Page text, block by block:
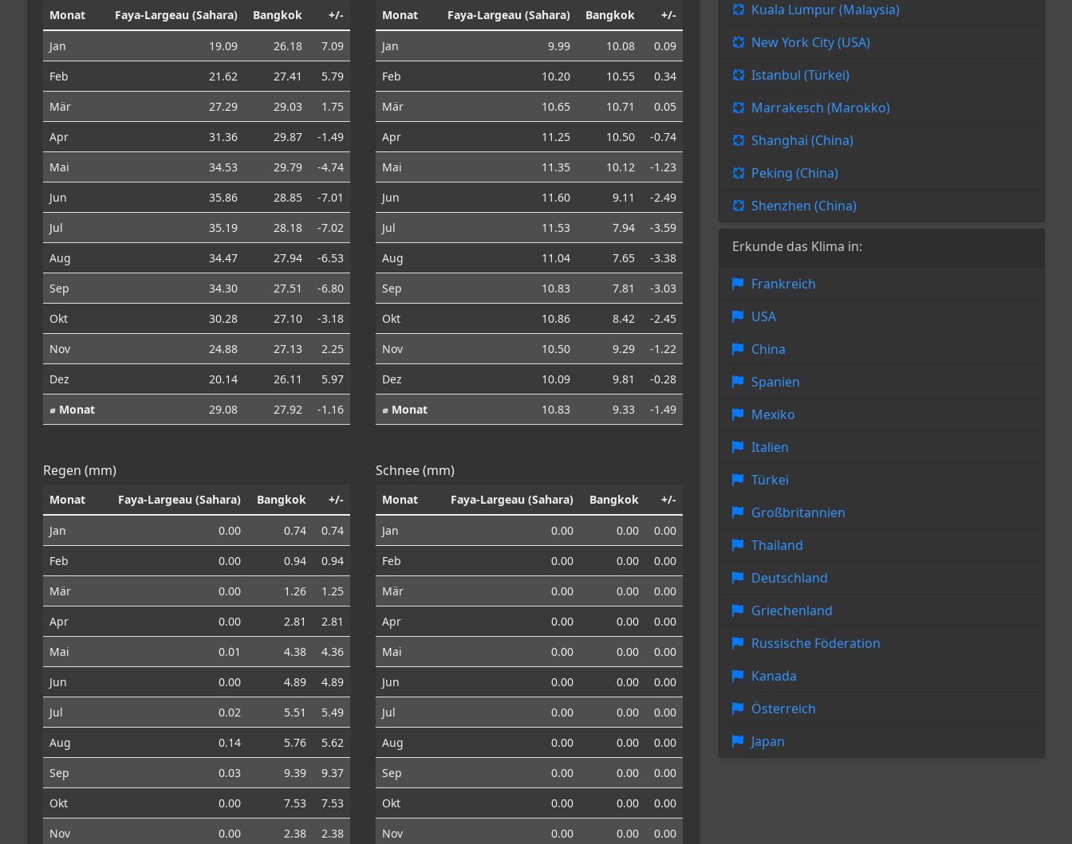
Monat Faya-Largeau (Sahara) Bangkok +/-
Jan 19.09 26.18
7.09
Feb
21.62 27.41
5.79
Mär
27.29 29.03
1.75
Apr
31.36 29.87
-1.49
Mai
34.53 29.79
-4.74
Jun
35.86 28.85
-7.01
Jul
35.19 28.18
-7.02
Aug
34.47 27.94
-6.53
Sep
34.30 27.51
-6.80
Okt
30.28 27.10
-3.18
Nov
24.88 27.13
2.25
Dez
20.14 26.11
5.97
⌀ Monat
29.08 27.92 -1.16
Monat Faya-Largeau (Sahara) Bangkok +/-
Jan 9.99 10.08
0.09
Feb
10.20 10.55
0.34
Mär
10.65 10.71
0.05
Apr
11.25 10.50
-0.74
Mai
11.35 10.12
-1.23
Jun
11.60 9.11
-2.49
Jul
11.53 7.94
-3.59
Aug
11.04 7.65
-3.38
Sep
10.83 7.81
-3.03
Okt
10.86 8.42
-2.45
Nov
10.50 9.29
-1.22
Dez
10.09 9.81
-0.28
⌀ Monat
10.83 9.33 -1.49
Regen (mm)
Monat Faya-Largeau (Sahara) Bangkok +/-
Jan 0.00 0.74
0.74
Feb
0.00 0.94
0.94
Mär
0.00 1.26
1.25
Apr
0.00 2.81
2.81
Mai
0.01 4.38
4.36
Jun
0.00 4.89
4.89
Jul
0.02 5.51
5.49
Aug
0.14 5.76
5.62
Sep
0.03 9.39
9.37
Okt
0.00 7.53
7.53
Nov
0.00 2.38 2.38
Schnee (mm)
Monat Faya-Largeau (Sahara) Bangkok +/-
Jan 0.00 0.00
0.00
Feb
0.00 0.00
0.00
Mär
0.00 0.00
0.00
Apr
0.00 0.00
0.00
Mai
0.00 0.00
0.00
Jun
0.00 0.00
0.00
Jul
0.00 0.00
0.00
Aug
0.00 0.00
0.00
Sep
0.00 0.00
0.00
Okt
0.00 0.00
0.00
Nov
0.00 0.00 0.00
Kuala Lumpur (Malaysia)
New York City (USA)
Istanbul (Türkei)
Marrakesch (Marokko)
Shanghai (China)
Peking (China)
Shenzhen (China)
Erkunde das Klima in:
Frankreich
USA
China
Spanien
Mexiko
Italien
Türkei
Großbritannien
Thailand
Deutschland
Griechenland
Russische Föderation
Kanada
Österreich
Japan